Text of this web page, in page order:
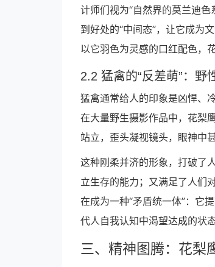
计师们视为“自然界的莫兰迪
到好处的“中间态”，让它成为
以它羽色为灵感的口红配色，
2.2 猛禽的“反差萌”：野
猛禽通常给人的印象是凶悍、
在大量野生摄影作品中，花
站立，歪头凝视镜头，眼神中
这种刚柔并济的形象，打破了
立生存的能力；又满足了人们
在成为一种“矛盾统一体”：它
代人自我认知中渴望达成的状态
三、精神图腾：花梨